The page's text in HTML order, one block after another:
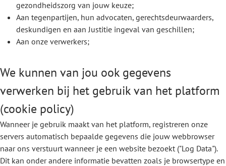
gezondheidszorg van jouw keuze;
Aan tegenpartijen, hun advocaten, gerechtsdeurwaarders,
deskundigen en aan Justitie ingeval van geschillen;
Aan onze verwerkers;
We kunnen van jou ook gegevens
verwerken bij het gebruik van het platform
(cookie policy)
Wanneer je gebruik maakt van het platform, registreren onze
servers automatisch bepaalde gegevens die jouw webbrowser
naar ons verstuurt wanneer je een website bezoekt ("Log Data").
Dit kan onder andere informatie bevatten zoals je browsertype en